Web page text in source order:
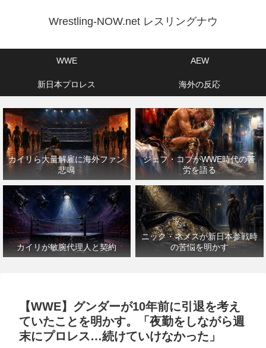
Wrestling-NOW.net レスリングナウ
WWE AEW
新日本プロレス 海外の反応
カイリら大量解雇に海外ファン
悲鳴
ジェフ・コブがWWE時代の苦
労を語る
カイリが敏腕代理人と契約
ニック・ネメスが新日本参戦時
の苦悩を明かす
【WWE】グンダーが10年前に引退を考え
ていたことを明かす。「夜勤をしながら週
末にプロレス…続けていけなかった」